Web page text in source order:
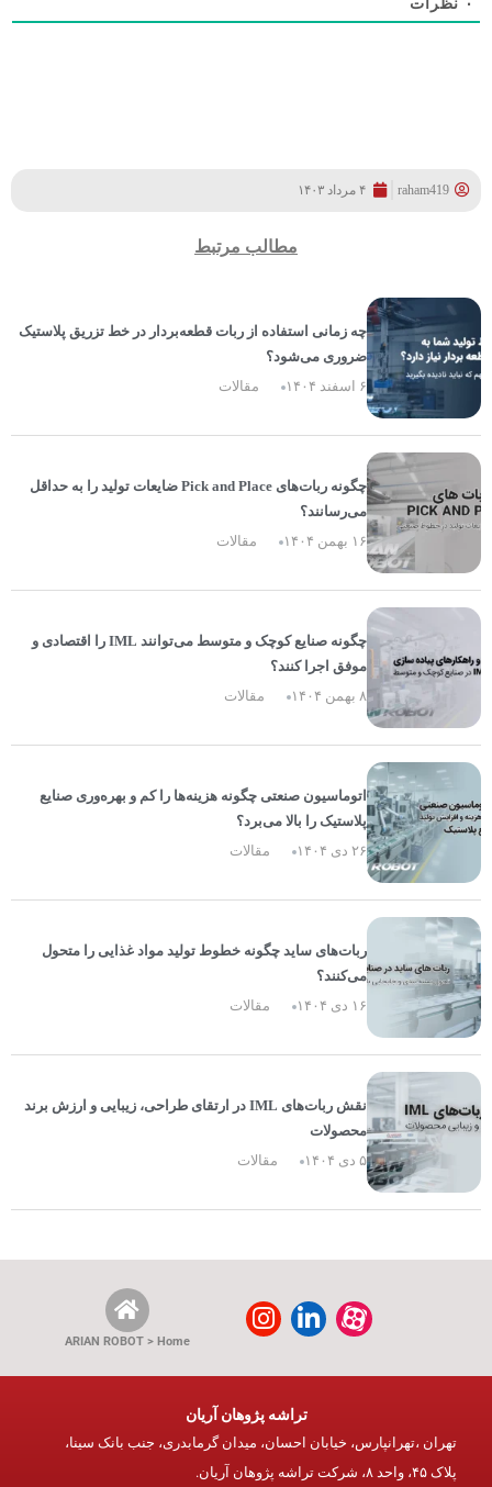
۰ نظرات
raham419 ۴ مرداد ۱۴۰۳
مطالب مرتبط
چه زمانی استفاده از ربات قطعه‌بردار در خط تزریق پلاستیک
ضروری می‌شود؟
۶ اسفند ۱۴۰۴
مقالات
چگونه ربات‌های Pick and Place ضایعات تولید را به حداقل
می‌رسانند؟
۱۶ بهمن ۱۴۰۴
مقالات
چگونه صنایع کوچک و متوسط می‌توانند IML را اقتصادی و
موفق اجرا کنند؟
۸ بهمن ۱۴۰۴
مقالات
اتوماسیون صنعتی چگونه هزینه‌ها را کم و بهره‌وری صنایع
پلاستیک را بالا می‌برد؟
۲۶ دی ۱۴۰۴
مقالات
ربات‌های ساید چگونه خطوط تولید مواد غذایی را متحول
می‌کنند؟
۱۶ دی ۱۴۰۴
مقالات
نقش ربات‌های IML در ارتقای طراحی، زیبایی و ارزش برند
محصولات
۵ دی ۱۴۰۴
مقالات
ARIAN ROBOT > Home
تراشه پژوهان آریان
تهران ،تهرانپارس، خیابان احسان، میدان گرمابدری، جنب بانک سینا،
پلاک ۴۵، واحد ۸، شرکت تراشه پژوهان آریان.